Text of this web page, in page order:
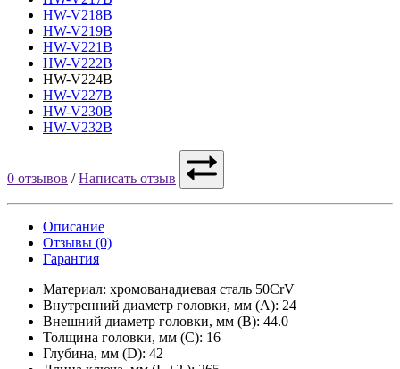
HW-V218B
HW-V219B
HW-V221B
HW-V222B
HW-V224B
HW-V227B
HW-V230B
HW-V232B
0 отзывов /Написать отзыв
Описание
Отзывы (0)
Гарантия
Материал: хромованадиевая сталь 50CrV
Внутренний диаметр головки, мм (A): 24
Внешний диаметр головки, мм (B): 44.0
Толщина головки, мм (C): 16
Глубина, мм (D): 42